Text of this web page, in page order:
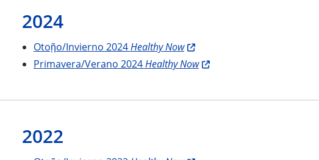
2024
Otoῇo/Invierno 2024Healthy Now
Primavera/Verano 2024Healthy Now
2022